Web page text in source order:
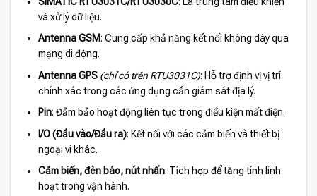
và xử lý dữ liệu.
Antenna GSM: Cung cấp khả năng kết nối không dây qua
mạng di động.
Antenna GPS (chỉ có trên RTU3031C): Hỗ trợ định vị vị trí
chính xác trong các ứng dụng cần giám sát địa lý.
Pin: Đảm bảo hoạt động liên tục trong điều kiện mất điện.
I/O (Đầu vào/Đầu ra): Kết nối với các cảm biến và thiết bị
ngoại vi khác.
Cảm biến, đèn báo, nút nhấn: Tích hợp để tăng tính linh
hoạt trong vận hành.